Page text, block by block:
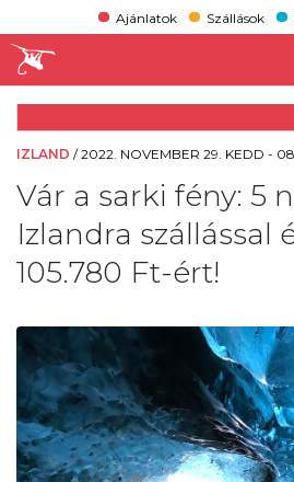
Ajánlatok Szállások
IZLAND /2022. NOVEMBER 29. KEDD -
Vár a sarki fény: 5
Izlandra szállással
105.780 Ft-ért!